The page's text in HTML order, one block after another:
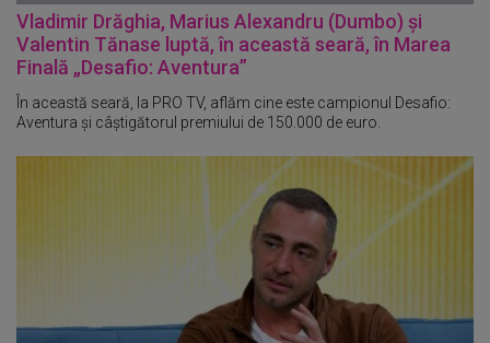
Vladimir Drăghia, Marius Alexandru (Dumbo) și
Valentin Tănase luptă, în această seară, în Marea
Finală „Desafio: Aventura”
În această seară, la PRO TV, aflăm cine este campionul Desafio:
Aventura și câștigătorul premiului de 150.000 de euro.